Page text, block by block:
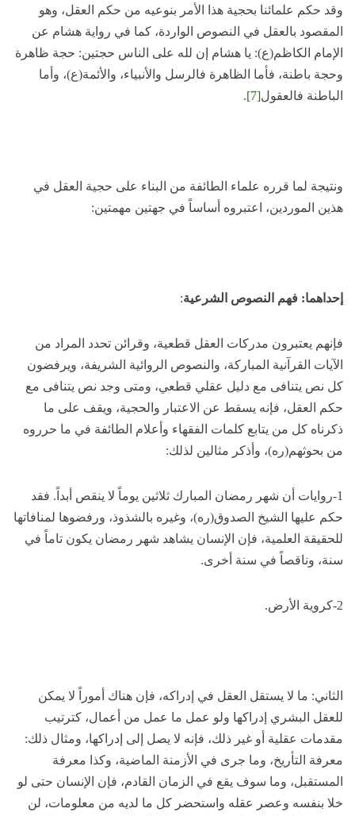
وقد حكم علمائنا بحجية هذا الأمر بنوعيه من حكم العقل، وهو
المقصود بالعقل في النصوص الواردة، كما في رواية هشام عن
الإمام الكاظم(ع): يا هشام إن لله على الناس حجتين: حجة ظاهرة
وحجة باطنة، فأما الظاهرة فالرسل والأنبياء، والأئمة(ع)، وأما
الباطنة فالعقول[7]
.
ونتيجة لما قرره علماء الطائفة من البناء على حجية العقل في
هذين الموردين، اعتبروه أساساً في جهتين مهمتين:
إحداهما: فهم النصوص الشرعية:
فإنهم يعتبرون مدركات العقل قطعية، وقرائن تحدد المراد من
الآيات القرآنية المباركة، والنصوص الروائية الشريفة، ويرفضون
كل نص يتنافى مع دليل عقلي قطعي، ومتى وجد نص يتنافى مع
حكم العقل، فإنه يسقط عن الاعتبار والحجية، ويقف على ما
ذكرناه كل من يتابع كلمات الفقهاء وأعلام الطائفة في ما حرروه
من بحوثهم(ره)، وأذكر مثالين لذلك:
1-روايات أن شهر رمضان المبارك ثلاثين يوماً لا ينقص أبداً. فقد
حكم عليها الشيخ الصدوق(ره)، وغيره بالشذوذ، ورفضوها لمنافاتها
للحقيقة العلمية، فإن الإنسان يشاهد شهر رمضان يكون تاماً في
سنة، وناقصاً في سنة أخرى.
2-كروية الأرض.
الثاني: ما لا يستقل العقل في إدراكه، فإن هناك أموراً لا يمكن
للعقل البشري إدراكها ولو عمل ما عمل من أعمال، كترتيب
مقدمات عقلية أو غير ذلك، فإنه لا يصل إلى إدراكها، ومثال ذلك:
معرفة التأريخ، وما جرى في الأزمنة الماضية، وكذا معرفة
المستقبل، وما سوف يقع في الزمان القادم، فإن الإنسان حتى لو
خلا بنفسه وعصر عقله واستحضر كل ما لديه من معلومات، لن